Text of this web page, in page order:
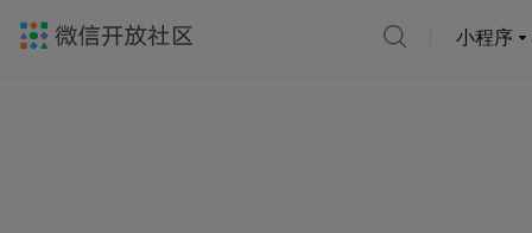
小程序